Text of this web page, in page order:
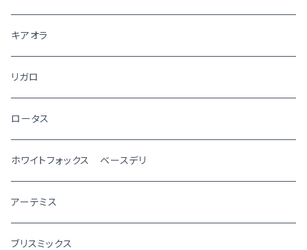
キアオラ
リガロ
ロータス
ホワイトフォックス ベースデリ
アーテミス
ブリスミックス